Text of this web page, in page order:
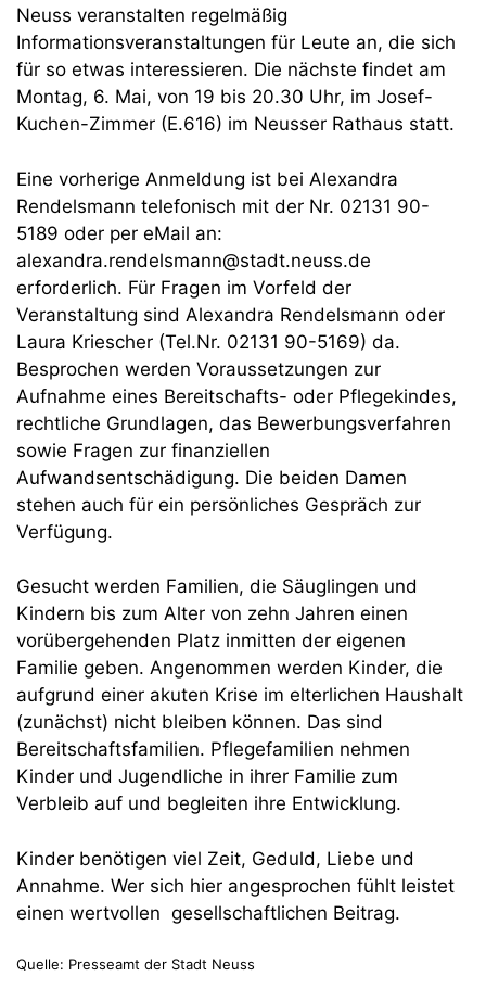
Neuss veranstalten regelmäßig
Informationsveranstaltungen für Leute an, die sich
für so etwas interessieren. Die nächste findet am
Montag, 6. Mai, von 19 bis 20.30 Uhr, im Josef-
Kuchen-Zimmer (E.616) im Neusser Rathaus statt.
Eine vorherige Anmeldung ist bei Alexandra
Rendelsmann telefonisch mit der Nr. 02131 90-
5189 oder per eMail an:
alexandra.rendelsmann@stadt.neuss.de
erforderlich. Für Fragen im Vorfeld der
Veranstaltung sind Alexandra Rendelsmann oder
Laura Kriescher (Tel.Nr. 02131 90-5169) da.
Besprochen werden Voraussetzungen zur
Aufnahme eines Bereitschafts- oder Pflegekindes,
rechtliche Grundlagen, das Bewerbungsverfahren
sowie Fragen zur finanziellen
Aufwandsentschädigung. Die beiden Damen
stehen auch für ein persönliches Gespräch zur
Verfügung.
Gesucht werden Familien, die Säuglingen und
Kindern bis zum Alter von zehn Jahren einen
vorübergehenden Platz inmitten der eigenen
Familie geben. Angenommen werden Kinder, die
aufgrund einer akuten Krise im elterlichen Haushalt
(zunächst) nicht bleiben können. Das sind
Bereitschaftsfamilien. Pflegefamilien nehmen
Kinder und Jugendliche in ihrer Familie zum
Verbleib auf und begleiten ihre Entwicklung.
Kinder benötigen viel Zeit, Geduld, Liebe und
Annahme. Wer sich hier angesprochen fühlt leistet
einen wertvollen gesellschaftlichen Beitrag.
Quelle: Presseamt der Stadt Neuss